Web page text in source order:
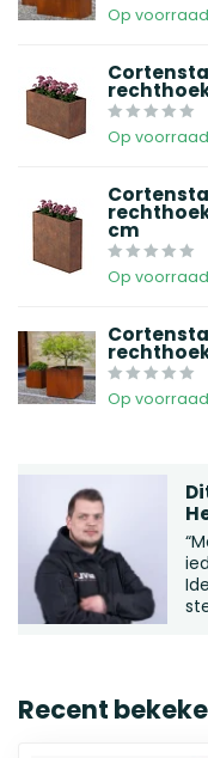
Op voorraad
Op voorraad
cm
Op voorraad
Op voorraad
Recent